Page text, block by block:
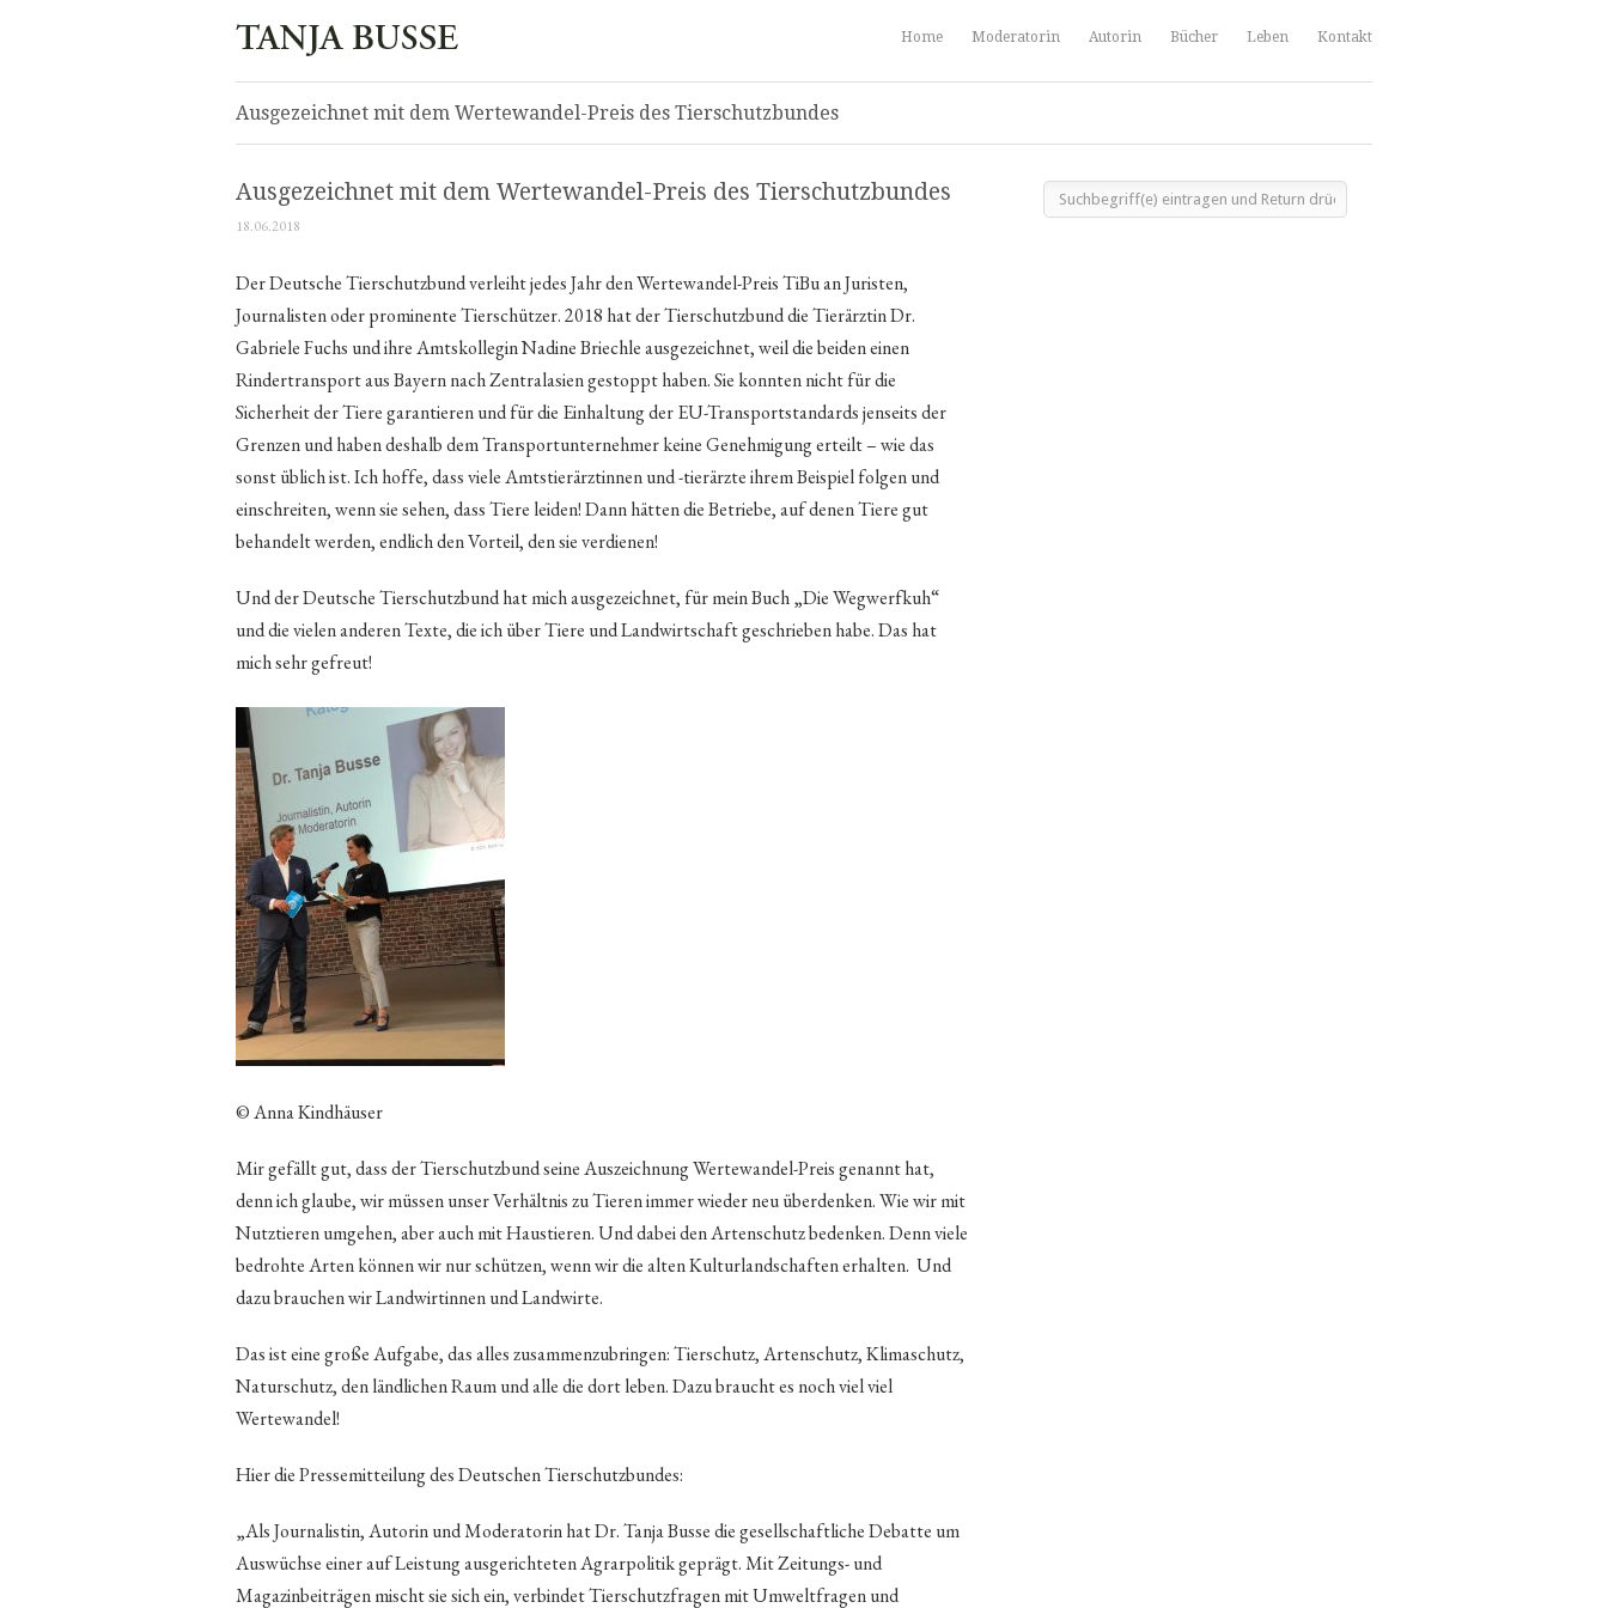
Home Moderatorin Autorin Bücher Leben Kontakt
Ausgezeichnet mit dem Wertewandel-Preis des Tierschutzbundes
Ausgezeichnet mit dem Wertewandel-Preis des Tierschutzbundes
18.06.2018
Der Deutsche Tierschutzbund verleiht jedes Jahr den Wertewandel-Preis TiBu an Juristen,
Journalisten oder prominente Tierschützer. 2018 hat der Tierschutzbund die Tierärztin Dr.
Gabriele Fuchs und ihre Amtskollegin Nadine Briechle ausgezeichnet, weil die beiden einen
Rindertransport aus Bayern nach Zentralasien gestoppt haben. Sie konnten nicht für die
Sicherheit der Tiere garantieren und für die Einhaltung der EU-Transportstandards jenseits der
Grenzen und haben deshalb dem Transportunternehmer keine Genehmigung erteilt – wie das
sonst üblich ist. Ich hoffe, dass viele Amtstierärztinnen und -tierärzte ihrem Beispiel folgen und
einschreiten, wenn sie sehen, dass Tiere leiden! Dann hätten die Betriebe, auf denen Tiere gut
behandelt werden, endlich den Vorteil, den sie verdienen!
Und der Deutsche Tierschutzbund hat mich ausgezeichnet, für mein Buch „Die Wegwerfkuh“
und die vielen anderen Texte, die ich über Tiere und Landwirtschaft geschrieben habe. Das hat
mich sehr gefreut!
© Anna Kindhäuser
Mir gefällt gut, dass der Tierschutzbund seine Auszeichnung Wertewandel-Preis genannt hat,
denn ich glaube, wir müssen unser Verhältnis zu Tieren immer wieder neu überdenken. Wie wir mit
Nutztieren umgehen, aber auch mit Haustieren. Und dabei den Artenschutz bedenken. Denn viele
bedrohte Arten können wir nur schützen, wenn wir die alten Kulturlandschaften erhalten. Und
dazu brauchen wir Landwirtinnen und Landwirte.
Das ist eine große Aufgabe, das alles zusammenzubringen: Tierschutz, Artenschutz, Klimaschutz,
Naturschutz, den ländlichen Raum und alle die dort leben. Dazu braucht es noch viel viel
Wertewandel!
Hier die Pressemitteilung des Deutschen Tierschutzbundes:
„Als Journalistin, Autorin und Moderatorin hat Dr. Tanja Busse die gesellschaftliche Debatte um
Auswüchse einer auf Leistung ausgerichteten Agrarpolitik geprägt. Mit Zeitungs- und
Magazinbeiträgen mischt sie sich ein, verbindet Tierschutzfragen mit Umweltfragen und